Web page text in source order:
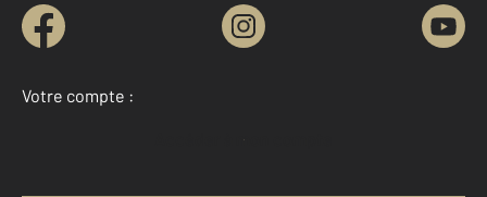
Votre compte :
Accéder à mon compte